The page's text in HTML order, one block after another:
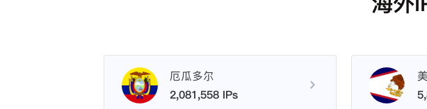
厄瓜多尔
2,081,558 IPs